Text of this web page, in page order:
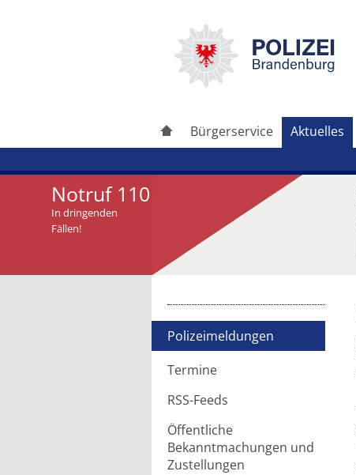
Bürgerservice Aktuelles
Notruf 110
In dringenden
Fällen!
Polizeimeldungen
Termine
RSS-Feeds
Öffentliche
Bekanntmachungen und
Zustellungen
Artikel weiterleiten